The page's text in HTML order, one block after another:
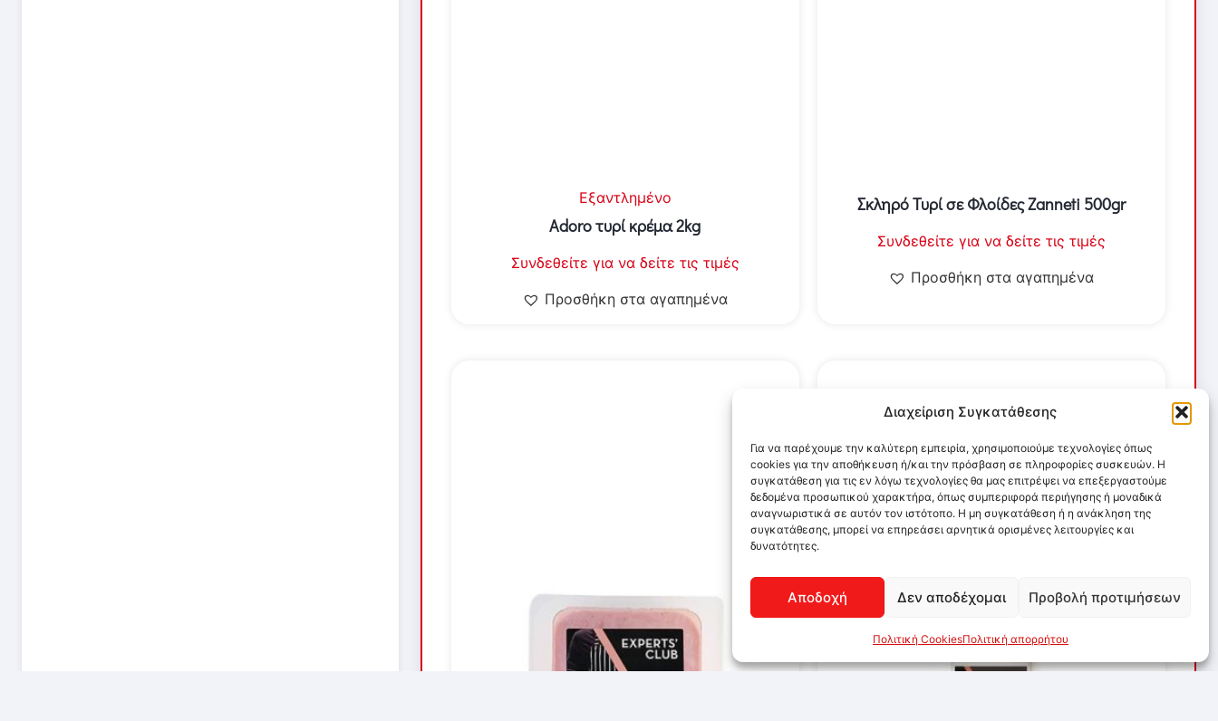
Διαχείριση Συγκατάθεσης
Για να παρέχουμε την καλύτερη εμπειρία, χρησιμοποιούμε τεχνολογίες όπως
cookies για την αποθήκευση ή/και την πρόσβαση σε πληροφορίες συσκευών. Η
συγκατάθεση για τις εν λόγω τεχνολογίες θα μας επιτρέψει να επεξεργαστούμε
δεδομένα προσωπικού χαρακτήρα, όπως συμπεριφορά περιήγησης ή μοναδικά
αναγνωριστικά σε αυτόν τον ιστότοπο. Η μη συγκατάθεση ή η ανάκληση της
συγκατάθεσης, μπορεί να επηρεάσει αρνητικά ορισμένες λειτουργίες και
δυνατότητες.
Αποδοχή Δεν αποδέχομαι Προβολή προτιμήσεων
Πολιτική CookiesΠολιτική απορρήτου
Εξαντλημένο
Adoro τυρί κρέμα 2kg
Συνδεθείτε για να δείτε τις τιμές
Προσθήκη στα αγαπημένα
Σκληρό Τυρί σε Φλοίδες Zanneti 500gr
Συνδεθείτε για να δείτε τις τιμές
Προσθήκη στα αγαπημένα